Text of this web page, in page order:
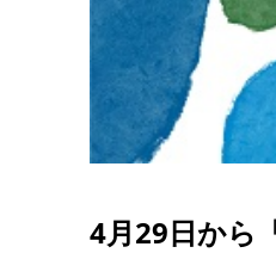
4月29日から